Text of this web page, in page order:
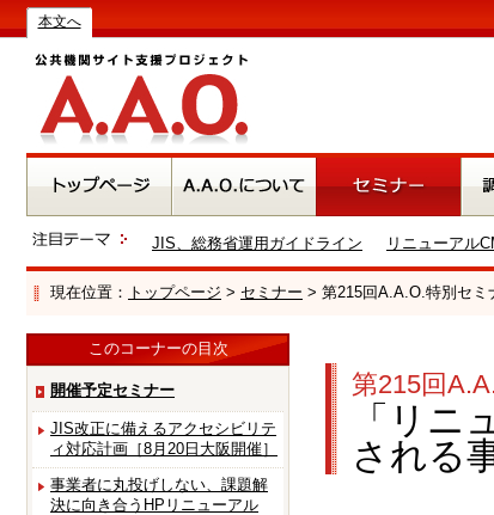
本文へ
JIS、総務省運用ガイドライン リニューアル
現在位置： トップページ > セミナー > 第215回A.A.O.特別セミ
このコーナーの目次
開催予定セミナー
JIS改正に備えるアクセシビリテ
ィ対応計画［8月20日大阪開催］
事業者に丸投げしない、課題解
決に向き合うHPリニューアル
第215回
「リニ
される